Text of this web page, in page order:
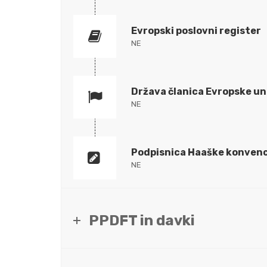
Evropski poslovni register
NE
Država članica Evropske
NE
Podpisnica Haaške
NE
PPDFT in davki